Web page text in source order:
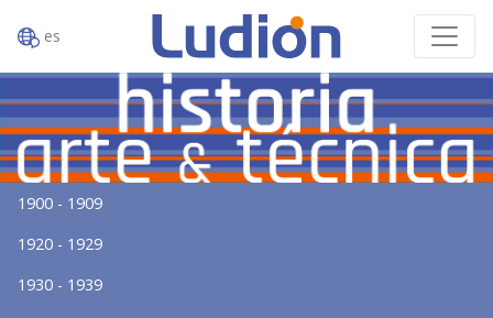
es
1900 - 1909
1920 - 1929
1930 - 1939